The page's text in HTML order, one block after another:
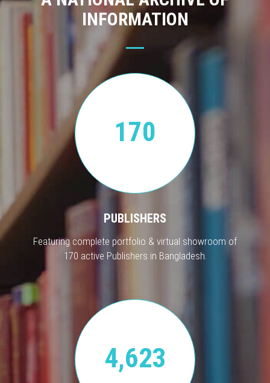
INFORMATION
170
PUBLISHERS
Featuring complete portfolio & virtual showroom of
170 active Publishers in Bangladesh.
4,623